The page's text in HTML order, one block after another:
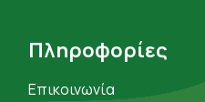
Πληροφορίες
Επικοινωνία